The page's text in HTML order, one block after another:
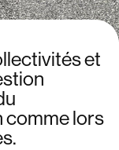
et
comme lors